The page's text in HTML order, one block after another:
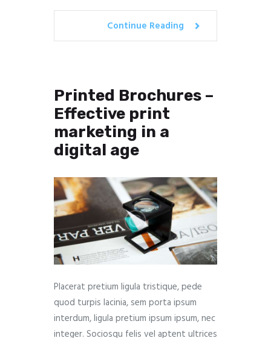
Continue Reading
Printed Brochures –
Effective print
marketing in a
digital age
Placerat pretium ligula tristique, pede
quod turpis lacinia, sem porta ipsum
interdum, ligula pretium ipsum ipsum, nec
integer. Sociosqu felis vel aptent ultrices